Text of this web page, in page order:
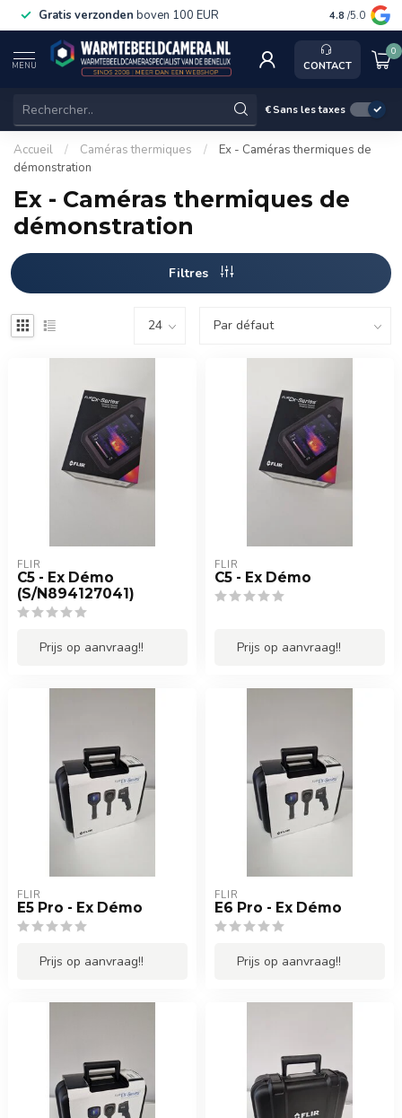
Gratis verzonden boven 100 EUR Service,
4.8 /5.0
MENU CONTACT
0
€Sans les taxes
Accueil / Caméras thermiques /
Ex - Caméras thermiques de
démonstration
Ex - Caméras thermiques de
démonstration
Filtres
FLIR
C5 - Ex Démo
(S/N894127041)
Prijs op aanvraag!!
FLIR
C5 - Ex Démo
Prijs op aanvraag!!
FLIR
E5 Pro - Ex Démo
Prijs op aanvraag!!
FLIR
E6 Pro - Ex Démo
Prijs op aanvraag!!